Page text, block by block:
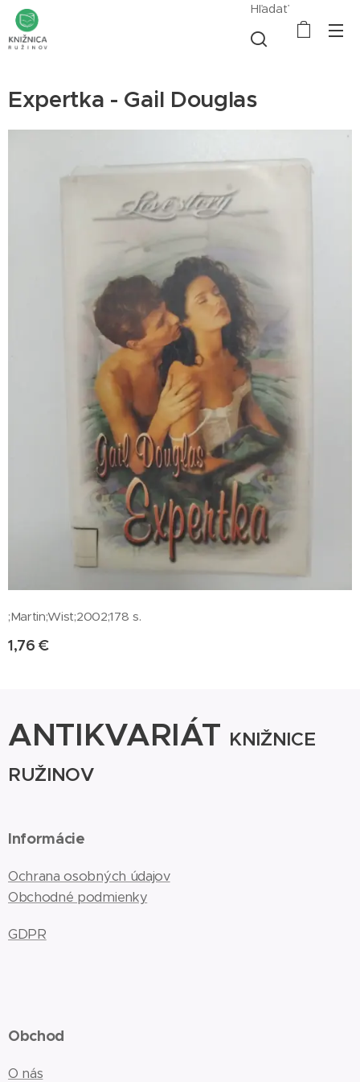
Hľadať
Expertka - Gail Douglas
;Martin;Wist;2002;178 s.
1,76 €
ANTIKVARIÁT KNIŽNICE
RUŽINOV
Informácie
Ochrana osobných údajov
Obchodné podmienky
GDPR
Obchod
O nás